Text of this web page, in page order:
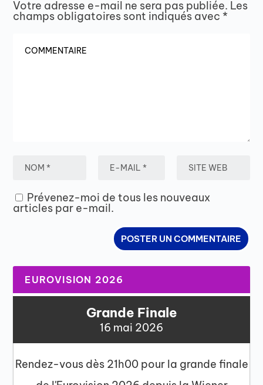
Votre adresse e-mail ne sera pas publiée. Les
champs obligatoires sont indiqués avec *
Prévenez-moi de tous les nouveaux
articles par e-mail.
EUROVISION 2026
Grande Finale
16 mai 2026
Rendez-vous dès 21h00 pour la grande finale